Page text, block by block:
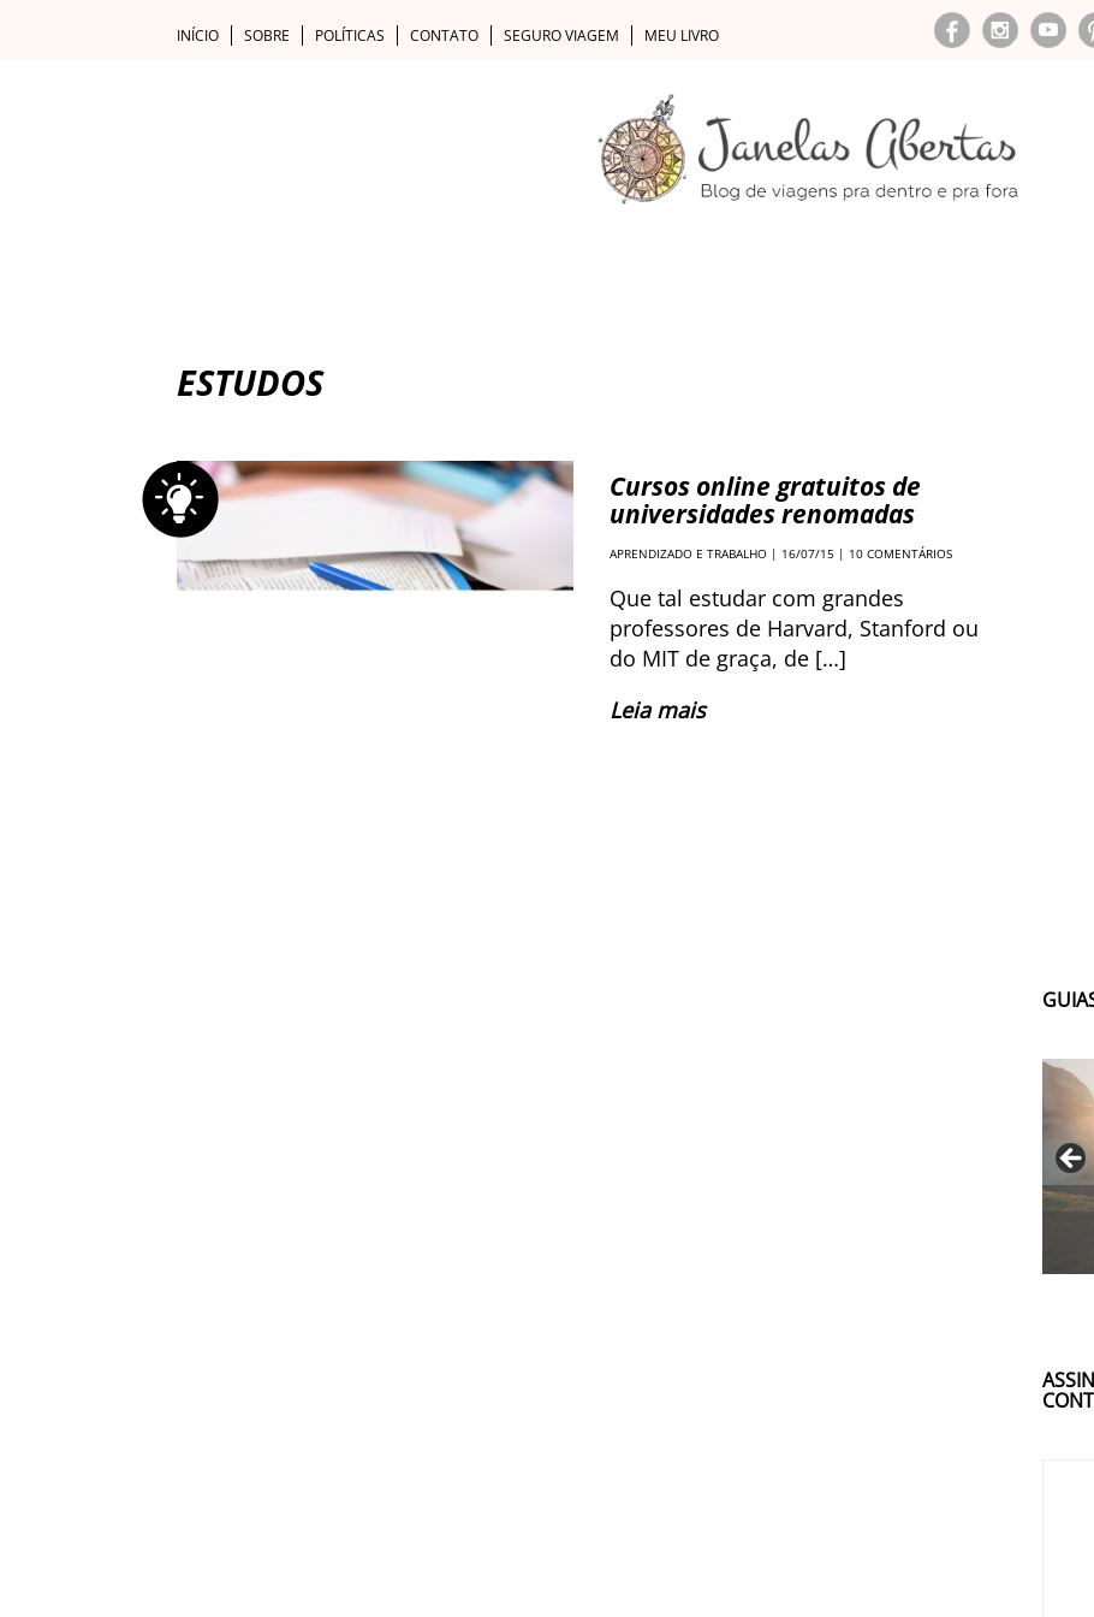
INÍCIO SOBRE POLÍTICAS CONTATO SEGURO VIAGEM MEU LIVRO
ESTUDOS
Cursos online gratuitos de
universidades renomadas
APRENDIZADO E TRABALHO | 16/07/15 | 10 COMENTÁRIOS
Que tal estudar com grandes
professores de Harvard, Stanford ou
do MIT de graça, de […]
Leia mais